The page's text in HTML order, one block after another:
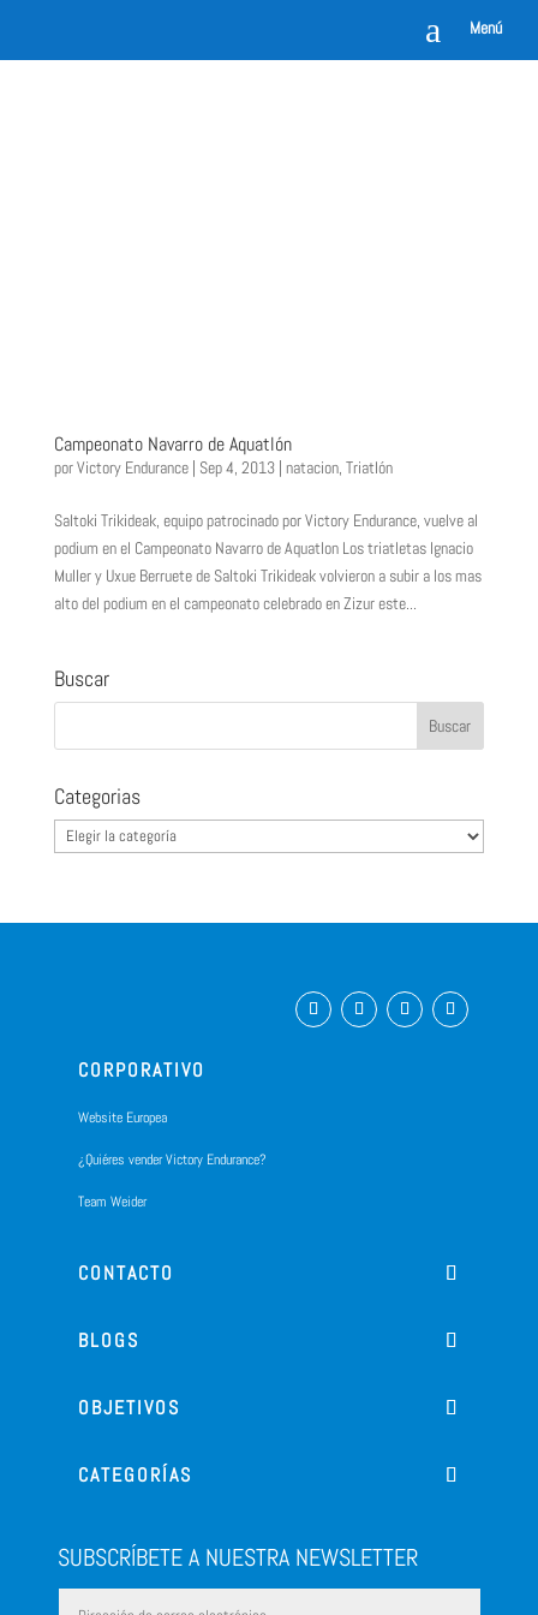
a Menú
Campeonato Navarro de Aquatlón
porVictory Endurance| Sep 4, 2013| natacion, Triatlón
Saltoki Trikideak, equipo patrocinado por Victory Endurance, vuelve al
podium en el Campeonato Navarro de Aquatlon Los triatletas Ignacio
Muller y Uxue Berruete de Saltoki Trikideak volvieron a subir a los mas
alto del podium en el campeonato celebrado en Zizur este...
Buscar
Categorias
Categorias
CORPORATIVO
Website Europea
¿Quiéres vender Victory Endurance?
Team Weider
CONTACTO
BLOGS
OBJETIVOS
CATEGORÍAS
SUBSCRÍBETE A NUESTRA NEWSLETTER